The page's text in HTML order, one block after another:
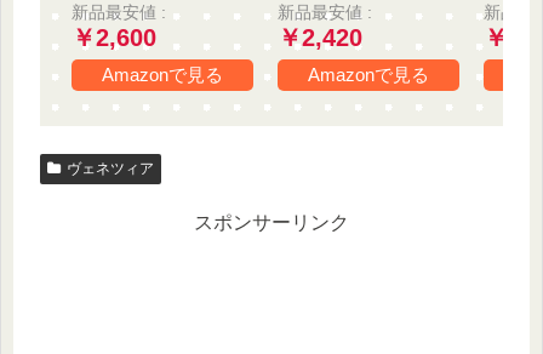
新品最安値 :
￥2,600
Amazonで見る
新品最安値 :
￥2,420
Amazonで見る
新品最
￥
ヴェネツィア
スポンサーリンク